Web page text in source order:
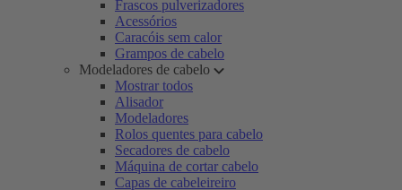
Frascos pulverizadores
Acessórios
Caracóis sem calor
Grampos de cabelo
Modeladores de cabelo
Mostrar todos
Alisador
Modeladores
Rolos quentes para cabelo
Secadores de cabelo
Máquina de cortar cabelo
Capas de cabeleireiro